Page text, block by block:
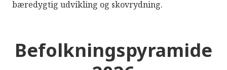
bæredygtig udvikling og skovrydning.
Befolkningspyramide